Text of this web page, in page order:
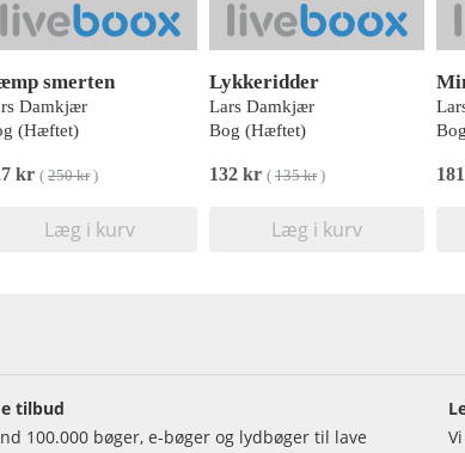
smerten
Damkjær
(Hæftet)
kr ( 250 kr)
Læg i kurv
Lykkeridder
Lars Damkjær
Bog (Hæftet)
132 kr ( 135 kr)
Læg i kurv
tilbud
100.000 bøger, e-bøger og lydbøger til lave